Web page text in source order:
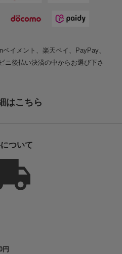
イメント、楽天ペイ、PayPay、
ニ後払い決済の中からお選び下さ
はこちら
ついて
円